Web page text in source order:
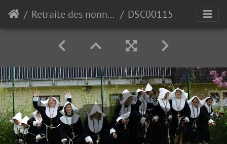
Retraite des nonnettes de Polleur 2018 DSC00115